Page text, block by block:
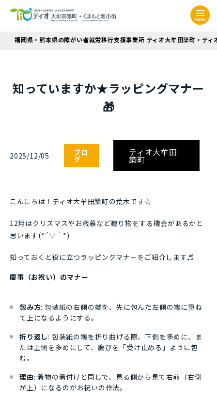
MENU
福岡県・熊本県の障がい者就労移行支援事業所 ティオ大牟田築町・ティ
知っていますか★ラッピングマナー
🎁
2025/12/05 ブロ
グ
ティオ大牟田
築町
こんにちは！ティオ大牟田築町の荒木です☆
12月はクリスマスやお歳暮など贈り物をする機会があるかと
思います(*´▽｀*)
知っておくと役に立つラッピングマナーをご紹介します♬
慶事（お祝い）のマナー
包み方: 包装紙の右側の端を、先に包んだ左側の端に重ね
て上になるようにする。
折り返し: 包装紙の端を折り曲げる際、下側を多めに、ま
たは上側を多めにして、慶びを「受け止める」ように包
む。
理由: 着物の着付けと同じで、見る側から見て右前（右側
が上）になるのがお祝いの作法。